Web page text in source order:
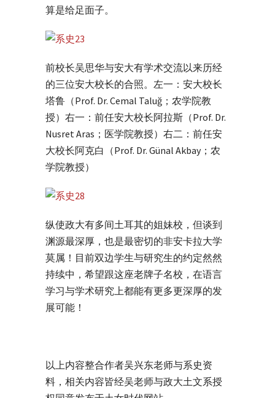
算是给足面子。
前校长吴思华与安大有学术交流以来历经
的三位安大校长的合照。左一：安大校长
塔鲁（Prof. Dr. Cemal Taluğ；农学院教
授）右一：前任安大校长阿拉斯（Prof. Dr.
Nusret Aras；医学院教授）右二：前任安
大校长阿克白（Prof. Dr. Günal Akbay；农
学院教授）
纵使政大有多间土耳其的姐妹校，但谈到
渊源最深厚，也是最密切的非安卡拉大学
莫属！目前双边学生与研究生的约定然然
持续中，希望跟这座老牌子名校，在语言
学习与学术研究上都能有更多更深厚的发
展可能！
以上内容整合作者吴兴东老师与系史资
料，相关内容皆经吴老师与政大土文系授